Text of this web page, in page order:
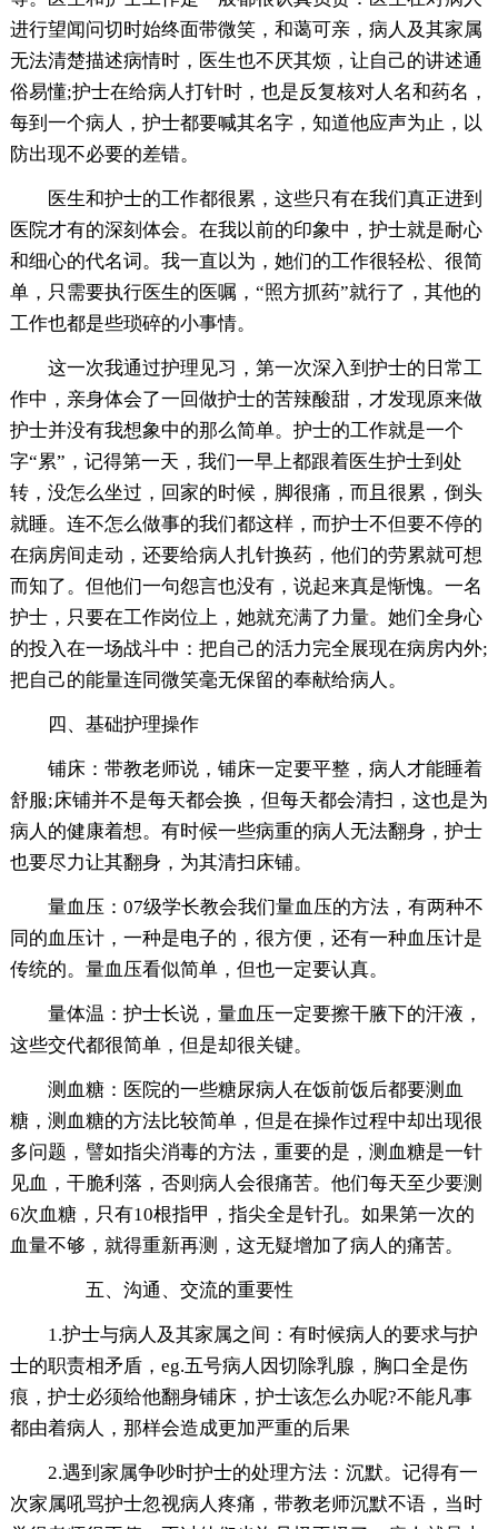
进行望闻问切时始终面带微笑，和蔼可亲，病人及其家属
无法清楚描述病情时，医生也不厌其烦，让自己的讲述通
俗易懂;护士在给病人打针时，也是反复核对人名和药名，
每到一个病人，护士都要喊其名字，知道他应声为止，以
防出现不必要的差错。
医生和护士的工作都很累，这些只有在我们真正进到
医院才有的深刻体会。在我以前的印象中，护士就是耐心
和细心的代名词。我一直以为，她们的工作很轻松、很简
单，只需要执行医生的医嘱，“照方抓药”就行了，其他的
工作也都是些琐碎的小事情。
这一次我通过护理见习，第一次深入到护士的日常工
作中，亲身体会了一回做护士的苦辣酸甜，才发现原来做
护士并没有我想象中的那么简单。护士的工作就是一个
字“累”，记得第一天，我们一早上都跟着医生护士到处
转，没怎么坐过，回家的时候，脚很痛，而且很累，倒头
就睡。连不怎么做事的我们都这样，而护士不但要不停的
在病房间走动，还要给病人扎针换药，他们的劳累就可想
而知了。但他们一句怨言也没有，说起来真是惭愧。一名
护士，只要在工作岗位上，她就充满了力量。她们全身心
的投入在一场战斗中：把自己的活力完全展现在病房内外;
把自己的能量连同微笑毫无保留的奉献给病人。
四、基础护理操作
铺床：带教老师说，铺床一定要平整，病人才能睡着
舒服;床铺并不是每天都会换，但每天都会清扫，这也是为
病人的健康着想。有时候一些病重的病人无法翻身，护士
也要尽力让其翻身，为其清扫床铺。
量血压：07级学长教会我们量血压的方法，有两种不
同的血压计，一种是电子的，很方便，还有一种血压计是
传统的。量血压看似简单，但也一定要认真。
量体温：护士长说，量血压一定要擦干腋下的汗液，
这些交代都很简单，但是却很关键。
测血糖：医院的一些糖尿病人在饭前饭后都要测血
糖，测血糖的方法比较简单，但是在操作过程中却出现很
多问题，譬如指尖消毒的方法，重要的是，测血糖是一针
见血，干脆利落，否则病人会很痛苦。他们每天至少要测
6次血糖，只有10根指甲，指尖全是针孔。如果第一次的
血量不够，就得重新再测，这无疑增加了病人的痛苦。
五、沟通、交流的重要性
1.护士与病人及其家属之间：有时候病人的要求与护
士的职责相矛盾，eg.五号病人因切除乳腺，胸口全是伤
痕，护士必须给他翻身铺床，护士该怎么办呢?不能凡事
都由着病人，那样会造成更加严重的后果
2.遇到家属争吵时护士的处理方法：沉默。记得有一
次家属吼骂护士忽视病人疼痛，带教老师沉默不语，当时